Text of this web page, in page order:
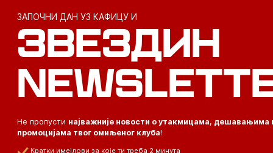
ЗАПОЧНИ ДАН УЗ КАФИЦУ И
ЗВЕЗДИН
Не пропусти најважније новости о утакмицама, дешавањима
промоцијама твог омиљеног клуба!
Кратки имејлови за које ти треба 2 минута